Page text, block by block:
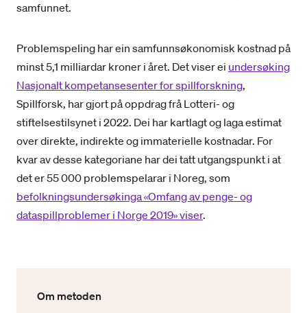
samfunnet.
Problemspeling har ein samfunnsøkonomisk kostnad på
minst 5,1 milliardar kroner i året. Det viser ei undersøking
Nasjonalt kompetansesenter for spillforskning,
Spillforsk, har gjort på oppdrag frå Lotteri- og
stiftelsestilsynet i 2022. Dei har kartlagt og laga estimat
over direkte, indirekte og immaterielle kostnadar. For
kvar av desse kategoriane har dei tatt utgangspunkt i at
det er 55 000 problemspelarar i Noreg, som
befolkningsundersøkinga «Omfang av penge- og
dataspillproblemer i Norge 2019» viser.
Om metoden